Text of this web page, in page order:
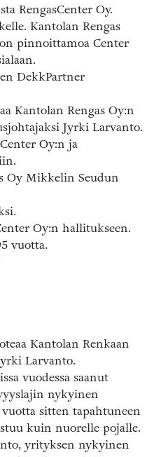
RengasCenter Oy.
Kantolan Rengas
pinnoittamoa Center
DekkPartner
Kantolan Rengas Oy:n
Jyrki Larvanto.
Oy:n ja
Oy Mikkelin Seudun
Oy:n hallitukseen.
vuotta.
Kantolan Renkaan
Larvanto.
vuodessa saanut
nykyinen
sitten tapahtuneen
kuin nuorelle pojalle.
yrityksen nykyinen